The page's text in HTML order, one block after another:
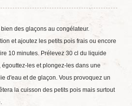
des glaçons au congélateur.
et ajoutez les petits pois frais ou encore
10 minutes. Prélevez 30 cl du liquide
les et plongez-les dans une
d'eau et de glaçon. Vous provoquez un
la cuisson des petits pois mais surtout